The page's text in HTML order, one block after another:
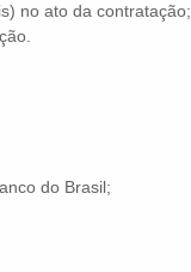
no ato da contratação;
do Brasil;